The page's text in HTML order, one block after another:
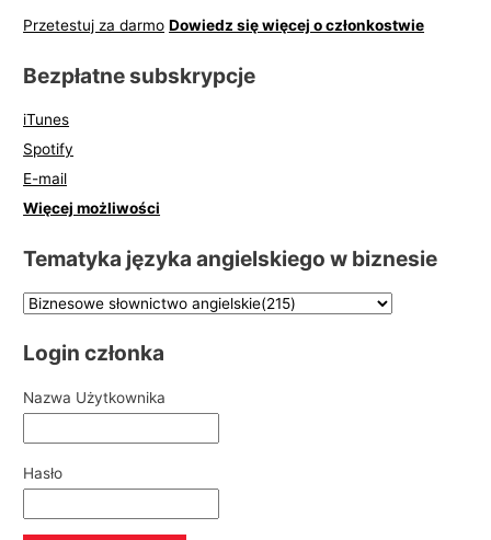
Przetestuj za darmo Dowiedz się więcej o członkostwie
Bezpłatne subskrypcje
iTunes
Spotify
E-mail
Więcej możliwości
Tematyka języka angielskiego w biznesie
Login członka
Nazwa Użytkownika
Hasło